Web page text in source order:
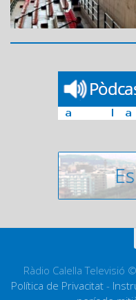
Ràdio Calella Televisió
Política de Privacitat -